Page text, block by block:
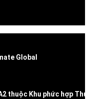
Global
thuộc Khu phức hợp